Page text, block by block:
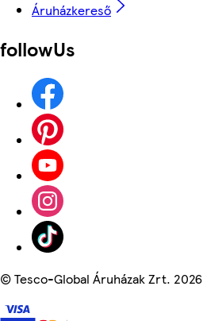
Áruházkereső
followUs
©Tesco-Global Áruházak Zrt. 2026